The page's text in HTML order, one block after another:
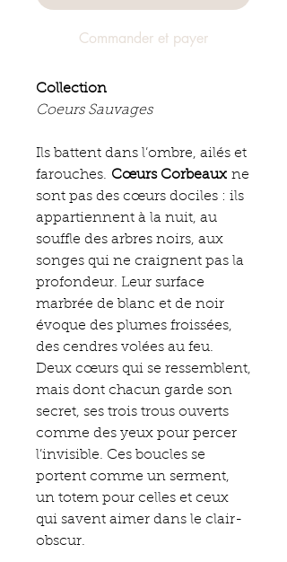
Commander et payer
Collection
Coeurs Sauvages
Ils battent dans l’ombre, ailés et
farouches. Cœurs Corbeaux ne
sont pas des cœurs dociles : ils
appartiennent à la nuit, au
souffle des arbres noirs, aux
songes qui ne craignent pas la
profondeur. Leur surface
marbrée de blanc et de noir
évoque des plumes froissées,
des cendres volées au feu.
Deux cœurs qui se ressemblent,
mais dont chacun garde son
secret, ses trois trous ouverts
comme des yeux pour percer
l’invisible. Ces boucles se
portent comme un serment,
un totem pour celles et ceux
qui savent aimer dans le clair-
obscur.